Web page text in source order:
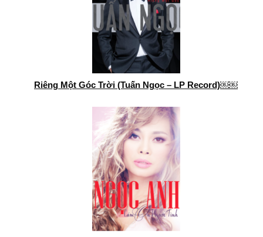
Riêng Một Góc Trời (Tuấn Ngọc – LP Record)￼￼